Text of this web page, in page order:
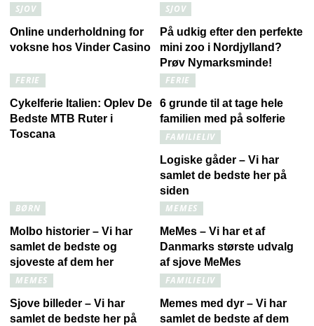
SJOV
Online underholdning for
voksne hos Vinder Casino
SJOV
På udkig efter den perfekte
mini zoo i Nordjylland?
Prøv Nymarksminde!
FERIE
Cykelferie Italien: Oplev De
Bedste MTB Ruter i
Toscana
FERIE
6 grunde til at tage hele
familien med på solferie
FAMILIELIV
Logiske gåder – Vi har
samlet de bedste her på
siden
BØRN
Molbo historier – Vi har
samlet de bedste og
sjoveste af dem her
MEMES
MeMes – Vi har et af
Danmarks største udvalg
af sjove MeMes
MEMES
Sjove billeder – Vi har
samlet de bedste her på
FAMILIELIV
Memes med dyr – Vi har
samlet de bedste af dem